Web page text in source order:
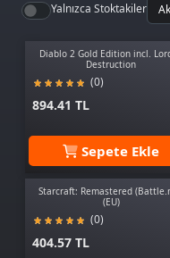
Yalnızca Stoktakiler
Diablo 2 Gold Edition incl.
Destruction
(0)
894.41 TL
Sepete Ekle
Starcraft: Remastered
(EU)
(0)
404.57 TL